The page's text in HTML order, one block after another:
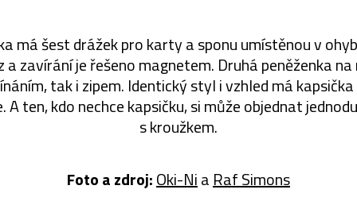
má šest drážek pro karty a sponu umístěnou v
a zavírání je řešeno magnetem. Druhá peněženka
tak i zipem. Identický styl i vzhled má
A ten, kdo nechce kapsičku, si může objednat
s kroužkem.
Foto a zdroj:Oki-Nia Raf Simons